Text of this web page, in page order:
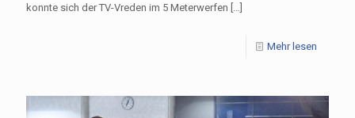
konnte sich der TV-Vreden im 5 Meterwerfen […]
Mehr lesen